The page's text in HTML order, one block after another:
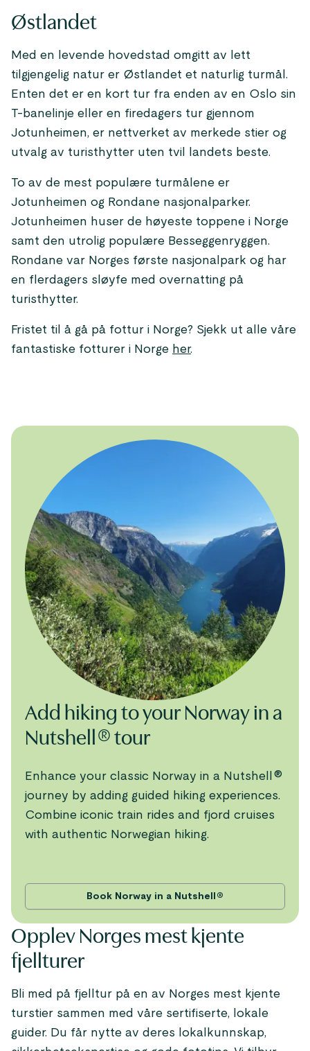
Østlandet
Med en levende hovedstad omgitt av lett
tilgjengelig natur er Østlandet et naturlig turmål.
Enten det er en kort tur fra enden av en Oslo sin
T-banelinje eller en firedagers tur gjennom
Jotunheimen, er nettverket av merkede stier og
utvalg av turisthytter uten tvil landets beste.
To av de mest populære turmålene er
Jotunheimen og Rondane nasjonalparker.
Jotunheimen huser de høyeste toppene i Norge
samt den utrolig populære Besseggenryggen.
Rondane var Norges første nasjonalpark og har
en flerdagers sløyfe med overnatting på
turisthytter.
Fristet til å gå på fottur i Norge? Sjekk ut alle våre
fantastiske fotturer i Norge her.
Add hiking to your Norway in a
Nutshell® tour
Enhance your classic Norway in a Nutshell®
journey by adding guided hiking experiences.
Combine iconic train rides and fjord cruises
with authentic Norwegian hiking.
Book Norway in a Nutshell®
Opplev Norges mest kjente
fjellturer
Bli med på fjelltur på en av Norges mest kjente
turstier sammen med våre sertifiserte, lokale
guider. Du får nytte av deres lokalkunnskap,